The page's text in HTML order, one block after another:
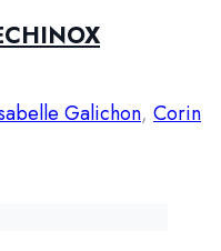
Galichon, Corin